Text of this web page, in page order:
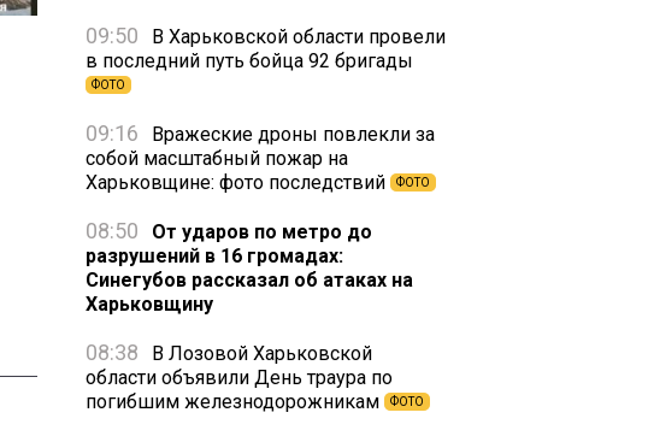
09:50
В Харьковской области провели
в последний путь бойца 92 бригады
ФОТО
09:16
Вражеские дроны повлекли за
собой масштабный пожар на
Харьковщине: фото последствий
ФОТО
08:50
От ударов по метро до
разрушений в 16 громадах:
Синегубов рассказал об атаках на
Харьковщину
08:38
В Лозовой Харьковской
области объявили День траура по
погибшим железнодорожникам
ФОТО